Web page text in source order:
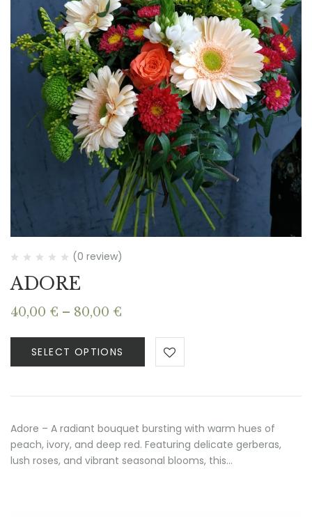
(0 review)
ADORE
40,00 € – 80,00 €
40,00 €
through
SELECT OPTIONS
Adore – A radiant bouquet bursting with warm hues of
peach, ivory, and deep red. Featuring delicate gerberas,
lush roses, and vibrant seasonal blooms, this…